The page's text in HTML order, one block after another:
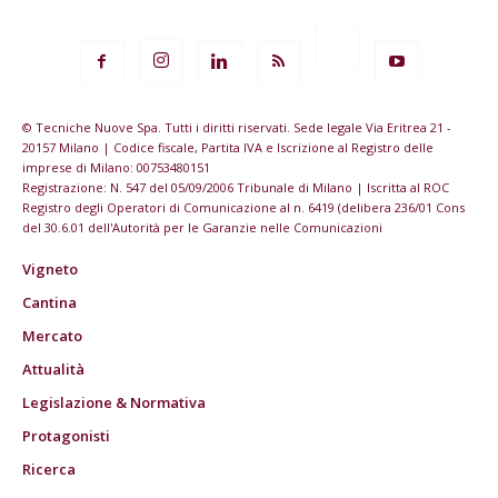
© Tecniche Nuove Spa. Tutti i diritti riservati. Sede legale Via Eritrea 21 -
20157 Milano | Codice fiscale, Partita IVA e Iscrizione al Registro delle
imprese di Milano: 00753480151
Registrazione: N. 547 del 05/09/2006 Tribunale di Milano | Iscritta al ROC
Registro degli Operatori di Comunicazione al n. 6419 (delibera 236/01 Cons
del 30.6.01 dell'Autorità per le Garanzie nelle Comunicazioni
Vigneto
Cantina
Mercato
Attualità
Legislazione & Normativa
Protagonisti
Ricerca